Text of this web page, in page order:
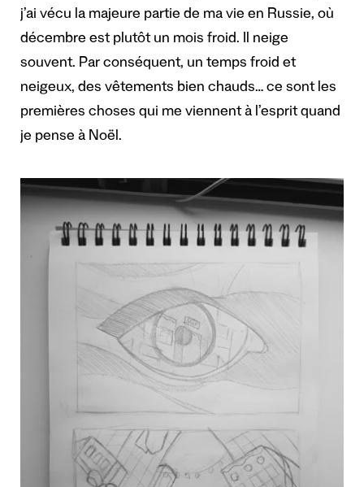
j’ai vécu la majeure partie de ma vie en Russie, où
décembre est plutôt un mois froid. Il neige
souvent. Par conséquent, un temps froid et
neigeux, des vêtements bien chauds… ce sont les
premières choses qui me viennent à l’esprit quand
je pense à Noël.